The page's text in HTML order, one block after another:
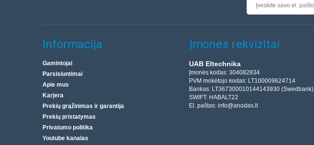
Informacija
Gamintojai
Parsisiuntimai
Apie mus
Karjera
Prekių grąžinimas ir garantija
Prekių pristatymas
Privatumo politika
Youtube kanalas
Įmonės rekvizitai
UAB Eltechnika
Įmonės kodas: 304082834
PVM mokėtojo kodas: LT100009624714
Bankas: LT367300010144143930 (Swedbank)
SWIFT: HABALT22
El. paštas: info@anodas.lt